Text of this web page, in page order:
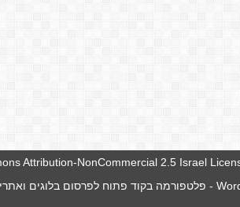
Attribution-NonCommercial 2.5 Israel
- פלטפורמה בקוד פתוח לפרסום בלוגים